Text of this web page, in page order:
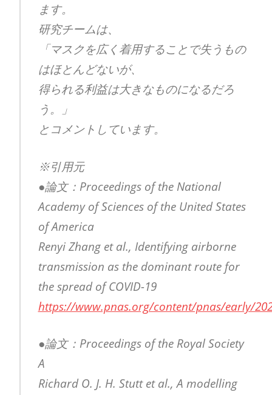
ます。
研究チームは、
「マスクを広く着用することで失うもの
はほとんどないが、
得られる利益は大きなものになるだろ
う。」
とコメントしています。
※引用元
●論文：Proceedings of the National
Academy of Sciences of the United States
of America
Renyi Zhang et al., Identifying airborne
transmission as the dominant route for
the spread of COVID-19
https://www.pnas.org/content/pnas/early/
●論文：Proceedings of the Royal Society
A
Richard O. J. H. Stutt et al., A modelling